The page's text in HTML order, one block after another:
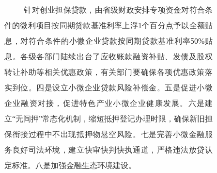
针对创业担保贷款，由省级财政安排专项资金对符合条
件的微利项目按同期贷款基准利率上浮1个百分点予以全额贴
息，对符合条件的小微企业贷款按同期贷款基准利率50%贴
息。各级各部门陆续出台了应收账款融资补贴、发债及股权
转让补助等相关优惠政策，有关部门要确保各项优惠政策落
实到位。四是设立小微企业贷款风险补偿金。五是促进小微
企业融资对接，促进特色产业小微企业健康发展。六是建
立“无间押”常态化机制，缩短抵押登记办理时限，确保新旧担
保衔接过程中不出现抵押物悬空风险。七是完善小微金融服
务良好司法环境，建立快审快判快执通道，严格违法放贷认
定标准。八是加强金融生态环境建设。